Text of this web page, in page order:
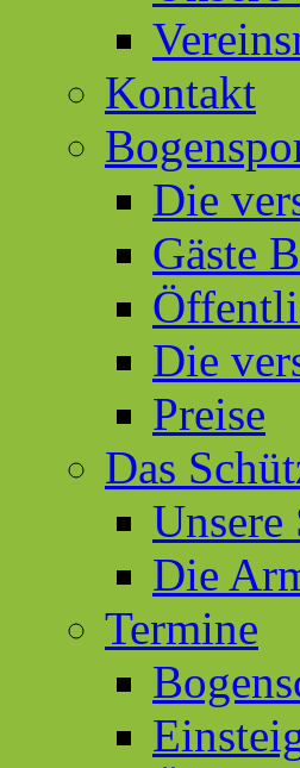
Kontakt
Die
Gäste
Die
Preise
Das
Unsere
Die
Termine